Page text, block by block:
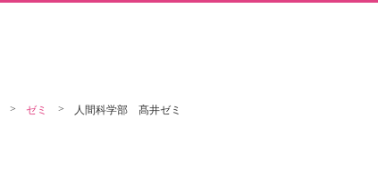
ゼミ 人間科学部 髙井ゼミ